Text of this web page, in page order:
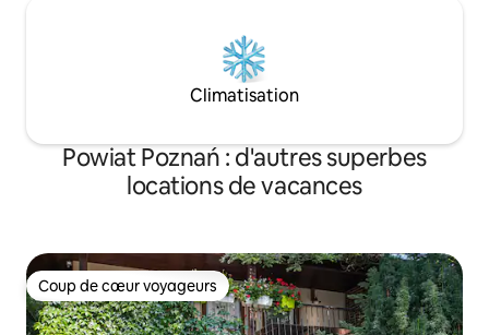
Climatisation
Powiat Poznań : d'autres superbes
locations de vacances
Coup de cœur voyageurs
Coup de cœur voyageurs